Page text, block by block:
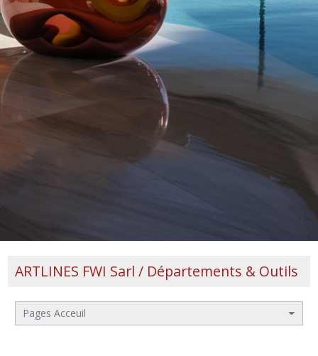
ARTLINES FWI Sarl / Départements & Outils